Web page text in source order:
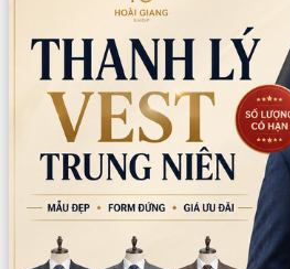
Thông tin sản phẩm
Chất liệu:
Voan/Chiffon
Xuất xứ:
Trung Quốc
Hướng dẫn sử dụng:
Giặt tay/giặt máy
Lưu ý: